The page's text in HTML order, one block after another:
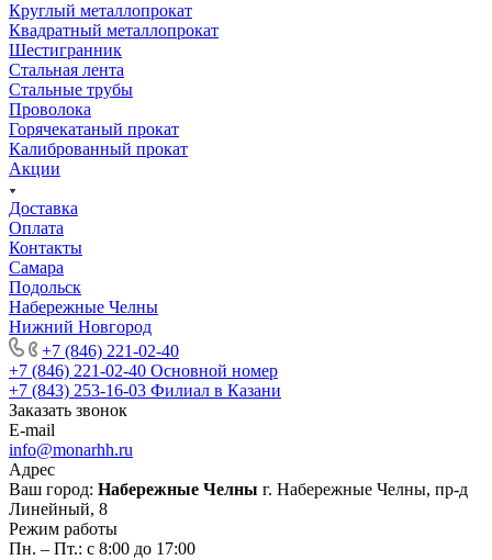
Круглый металлопрокат
Квадратный металлопрокат
Шестигранник
Стальная лента
Стальные трубы
Проволока
Горячекатаный прокат
Калиброванный прокат
Акции
Доставка
Оплата
Контакты
Самара
Подольск
Набережные Челны
Нижний Новгород
+7 (846) 221-02-40
+7 (846) 221-02-40 Основной номер
+7 (843) 253-16-03 Филиал в Казани
Заказать звонок
E-mail
info@monarhh.ru
Адрес
Ваш город: Набережные Челны г. Набережные Челны, пр-д
Линейный, 8
Режим работы
Пн. – Пт.: с 8:00 до 17:00